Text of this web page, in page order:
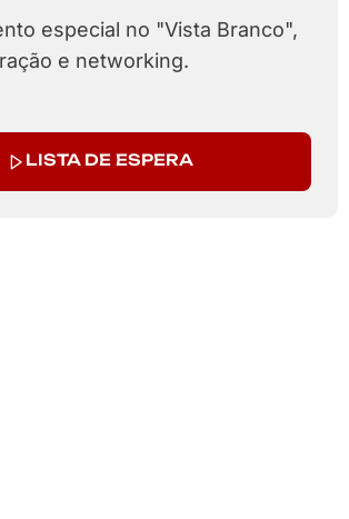
especial no "Vista Branco",
e networking.
LISTA DE ESPERA